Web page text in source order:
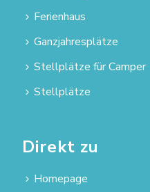
Ferienhaus
Ganzjahresplätze
Stellplätze für Camper
Stellplätze
Direkt zu
Homepage